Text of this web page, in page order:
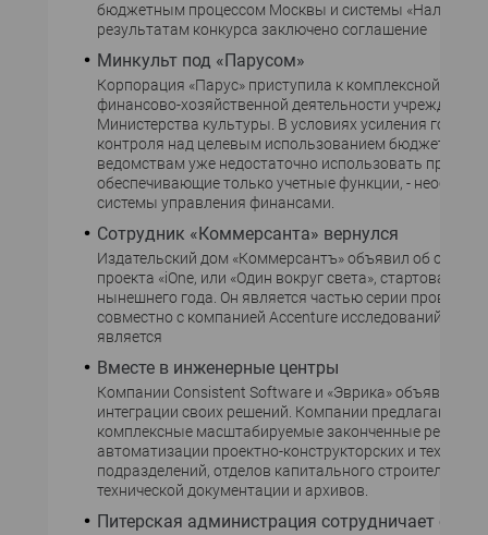
бюджетным процессом Москвы и системы «Налог-2-
результатам конкурса заключено соглашение
Минкульт под «Парусом»
Корпорация «Парус» приступила к комплексной
финансово-хозяйственной деятельности учреждений
Министерства культуры. В условиях усиления
контроля над целевым использованием бюджетных
ведомствам уже недостаточно использовать
обеспечивающие только учетные функции, -
системы управления финансами.
Сотрудник «Коммерсанта» вернулся
Издательский дом «Коммерсантъ» объявил об
проекта «iOne, или «Один вокруг света»,
нынешнего года. Он является частью серии
совместно с компанией Accenture исследований,
является
Вместе в инженерные центры
Компании Consistent Software и «Эврика» объявили об
интеграции своих решений. Компании предлагают
комплексные масштабируемые законченные решения
автоматизации проектно-конструкторских и
подразделений, отделов капитального
технической документации и архивов.
Питерская администрация сотрудничает с